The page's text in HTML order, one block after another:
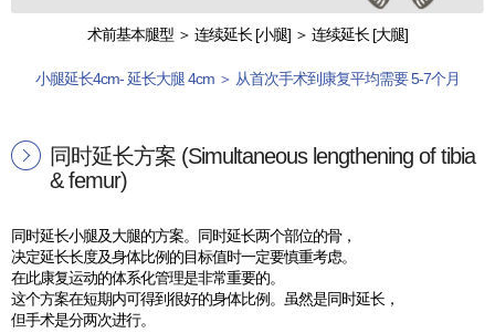
术前基本腿型 ＞ 连续延长 [小腿] ＞ 连续延长 [大腿]
小腿延长4cm- 延长大腿 4cm ＞ 从首次手术到康复平均需要 5-7个月
同时延长方案 (Simultaneous lengthening of tibia
& femur)
同时延长小腿及大腿的方案。同时延长两个部位的骨，
决定延长长度及身体比例的目标值时一定要慎重考虑。
在此康复运动的体系化管理是非常重要的。
这个方案在短期内可得到很好的身体比例。虽然是同时延长，
但手术是分两次进行。